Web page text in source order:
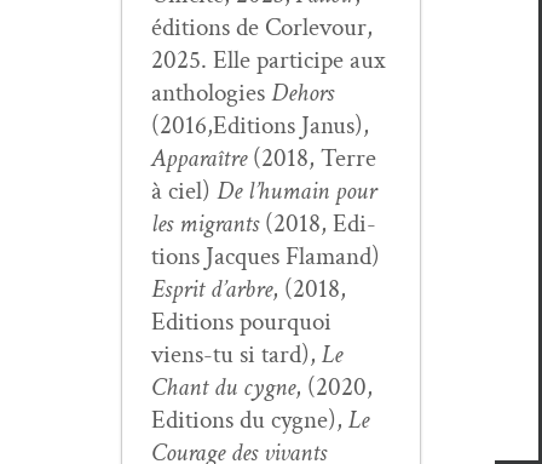
édi­tions de Cor­levour,
2025. Elle par­ticipe aux
antholo­giesDehors
(2016,Editions Janus),
Appa­raître(2018, Terre
à ciel) De l’hu­main pour
les migrants(2018, Edi­
tions Jacques Fla­mand)
Esprit d’ar­bre, (2018,
Edi­tions pourquoi
viens-tu si tard), Le
Chant du cygne, (2020,
Edi­tions du cygne), Le
Courage des vivants